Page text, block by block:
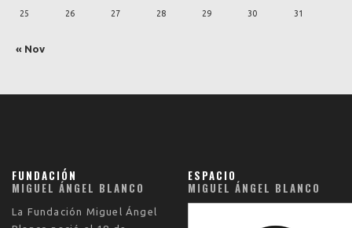
25 26 27 28 29 30 31
« Nov
FUNDACIÓN
MIGUEL ÁNGEL BLANCO
La Fundación Miguel Ángel
ESPACIO
MIGUEL ÁNGEL BLANCO